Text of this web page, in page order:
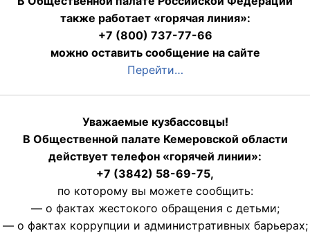
также работает «горячая линия»:
+7 (800) 737-77-66
можно оставить сообщение на сайте
Перейти…
Уважаемые кузбассовцы!
В Общественной палате Кемеровской области
действует телефон «горячей линии»:
+7 (3842) 58-69-75,
по которому вы можете сообщить:
— о фактах жестокого обращения с детьми;
— о фактах коррупции и административных барьерах;